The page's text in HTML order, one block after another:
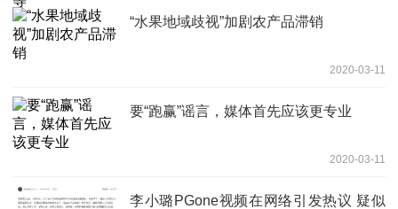
“水果地域歧视”加剧农产品滞销
2020-03-11
要“跑赢”谣言，媒体首先应该更专业
2020-03-11
李小璐PGone视频在网络引发热议 疑似